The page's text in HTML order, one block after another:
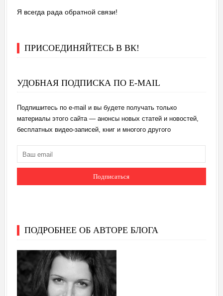
Я всегда рада обратной связи!
ПРИСОЕДИНЯЙТЕСЬ В ВК!
УДОБНАЯ ПОДПИСКА ПО E-MAIL
Подпишитесь по e-mail и вы будете получать только
материалы этого сайта — анонсы новых статей и новостей,
бесплатных видео-записей, книг и многого другого
ПОДРОБНЕЕ ОБ АВТОРЕ БЛОГА